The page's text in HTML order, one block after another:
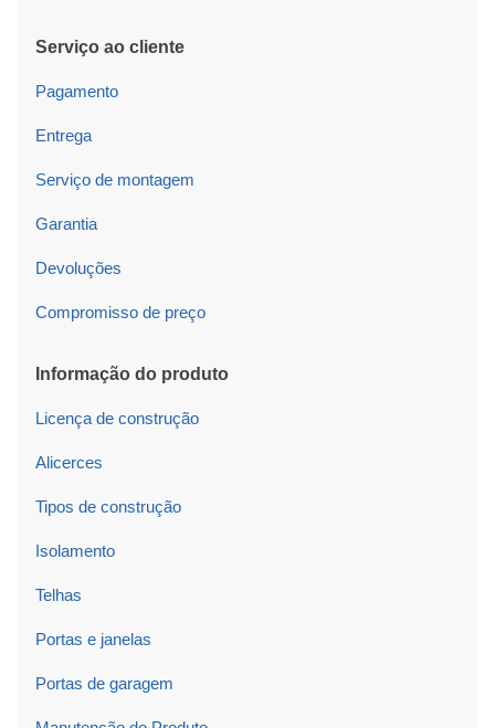
Serviço ao cliente
Pagamento
Entrega
Serviço de montagem
Garantia
Devoluções
Compromisso de preço
Informação do produto
Licença de construção
Alicerces
Tipos de construção
Isolamento
Telhas
Portas e janelas
Portas de garagem